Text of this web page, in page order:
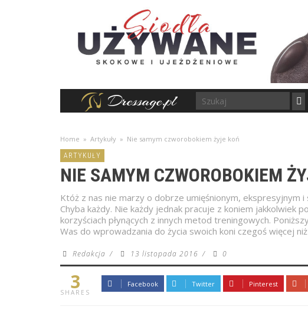
Home » Artykuły » Nie samym czworobokiem żyje koń
ARTYKUŁY
NIE SAMYM CZWOROBOKIEM
Któż z nas nie marzy o dobrze umięśnionym, ekspresyjnym
Chyba każdy. Nie każdy jednak pracuje z koniem jakkolwiek
korzyściach płynących z innych metod treningowych.
Was do wprowadzania do życia swoich koni czegoś więcej
Redakcja / 13 listopada 2016 / 0
3
SHARES
Facebook Twitter Pinterest